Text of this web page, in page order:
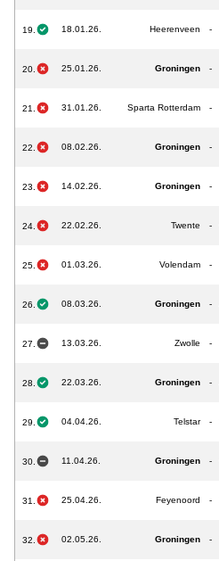
19. 18.01.26. Heerenveen -
20. 25.01.26. Groningen -
21. 31.01.26. Sparta Rotterdam -
22. 08.02.26. Groningen -
23. 14.02.26. Groningen -
24. 22.02.26. Twente -
25. 01.03.26. Volendam -
26. 08.03.26. Groningen -
27. 13.03.26. Zwolle -
28. 22.03.26. Groningen -
29. 04.04.26. Telstar -
30. 11.04.26. Groningen -
31. 25.04.26. Feyenoord -
32. 02.05.26. Groningen -